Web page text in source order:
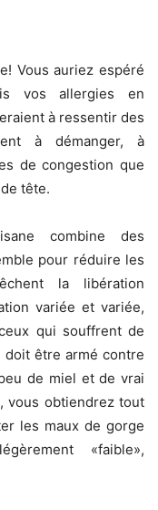
Vous auriez espéré
vos allergies en
à ressentir des
à démanger, à
de congestion que
tête.
combine des
pour réduire les
la libération
variée et variée,
qui souffrent de
être armé contre
de miel et de vrai
vous obtiendrez tout
les maux de gorge
«faible»,